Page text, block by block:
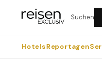
Suchen
HotelsReportagen